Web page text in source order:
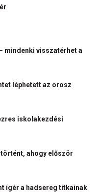
mindenki visszatérhet a
léphetett az orosz
iskolakezdési
ahogy először
ígér a hadsereg titkainak